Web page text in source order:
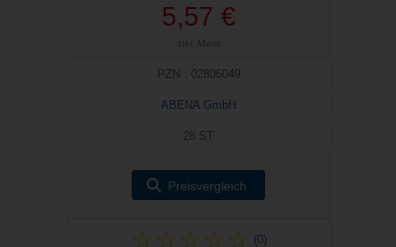
5,57 €
inkl. Mwst
PZN : 02806049
ABENA GmbH
28 ST
Preisvergleich
(0)